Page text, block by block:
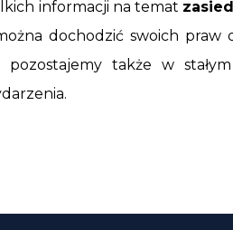
informacji na temat
dochodzić swoich praw
pozostajemy także w